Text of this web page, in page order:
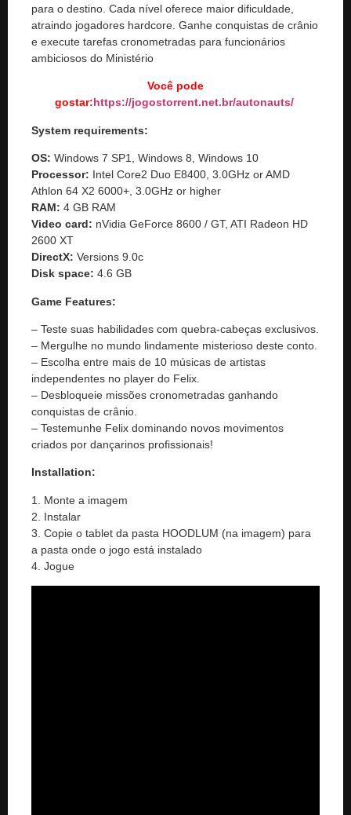
para o destino. Cada nível oferece maior dificuldade,
atraindo jogadores hardcore. Ganhe conquistas de crânio
e execute tarefas cronometradas para funcionários
ambiciosos do Ministério
Você pode
gostar:https://jogostorrent.net.br/autonauts/‎
System requirements:
OS: Windows 7 SP1, Windows 8, Windows 10
Processor: Intel Core2 Duo E8400, 3.0GHz or AMD
Athlon 64 X2 6000+, 3.0GHz or higher
RAM: 4 GB RAM
Video card: nVidia GeForce 8600 / GT, ATI Radeon HD
2600 XT
DirectX: Versions 9.0c
Disk space: 4.6 GB
Game Features:
– Teste suas habilidades com quebra-cabeças exclusivos.
– Mergulhe no mundo lindamente misterioso deste conto.
– Escolha entre mais de 10 músicas de artistas
independentes no player do Felix.
– Desbloqueie missões cronometradas ganhando
conquistas de crânio.
– Testemunhe Felix dominando novos movimentos
criados por dançarinos profissionais!
Installation:
1. Monte a imagem
2. Instalar
3. Copie o tablet da pasta HOODLUM (na imagem) para
a pasta onde o jogo está instalado
4. Jogue